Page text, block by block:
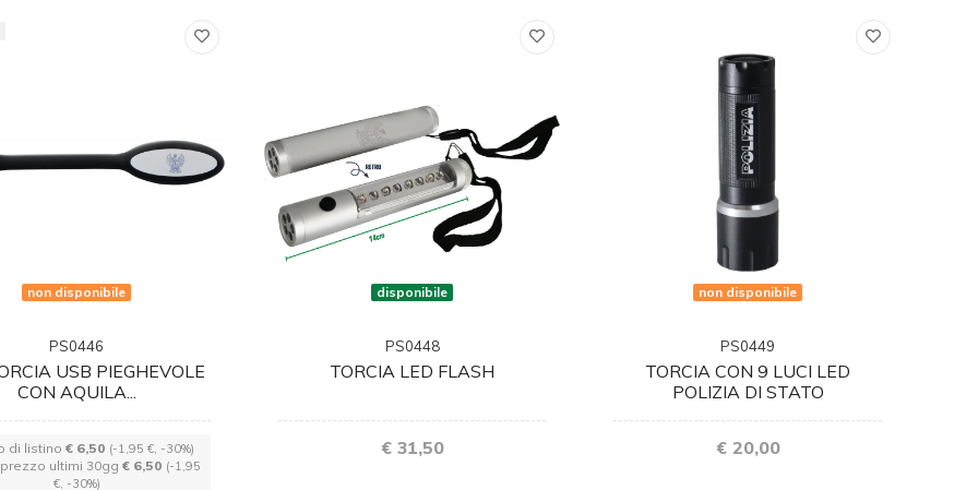
non disponibile
PS0446
USB PIEGHEVOLE
CON AQUILA...
di listino € 6,50 (-1,95 €, -30%)
ultimi 30gg € 6,50 (-1,95
€, -30%)
disponibile
PS0448
TORCIA LED FLASH
€ 31,50
non disponibile
PS0449
TORCIA CON 9 LUCI LED
POLIZIA DI STATO
€ 20,00